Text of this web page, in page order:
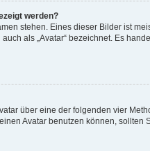
werden?
stehen. Eines dieser Bilder ist
als „Avatar“ bezeichnet. Es
über eine der folgenden vier
Avatar benutzen können, sollten